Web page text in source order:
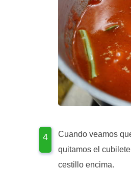
Cuando veamos
quitamos el
cestillo encima.